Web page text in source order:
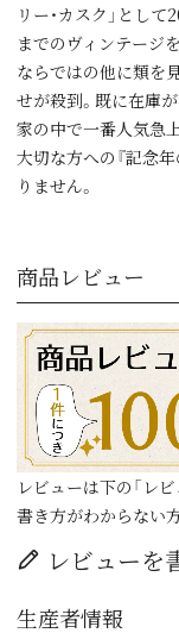
リー・カスク」とし
までのヴィンテージ
ならではの他に類を
せが殺到。既に在庫
家の中で一番人気急
大切な方への『記念
りません。
商品レビュー
レビューは下の「レビ
書き方がわからない
レビューを
生産者情報